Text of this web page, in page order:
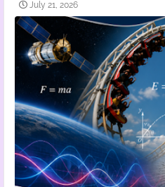
July 21, 2026